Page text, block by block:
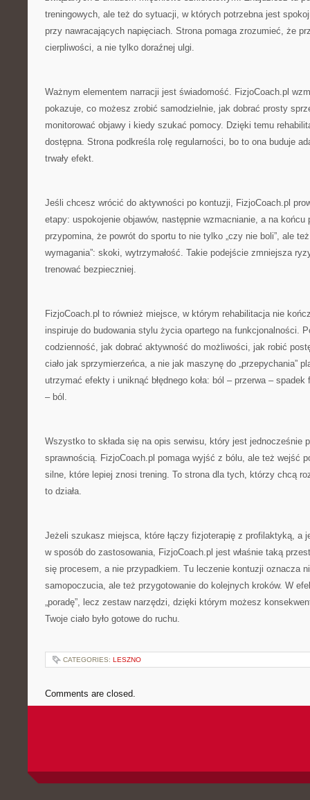
treningowych, ale też do sytuacji, w których potrzebna jest
przy nawracających napięciach. Strona pomaga zrozumieć, że
cierpliwości, a nie tylko doraźnej ulgi.
Ważnym elementem narracji jest świadomość. FizjoCoach.pl
pokazuje, co możesz zrobić samodzielnie, jak dobrać prosty
monitorować objawy i kiedy szukać pomocy. Dzięki temu
dostępna. Strona podkreśla rolę regularności, bo to ona buduje
trwały efekt.
Jeśli chcesz wrócić do aktywności po kontuzji, FizjoCoach.pl
etapy: uspokojenie objawów, następnie wzmacnianie, a na końcu
przypomina, że powrót do sportu to nie tylko „czy nie boli”, ale
wymagania”: skoki, wytrzymałość. Takie podejście zmniejsza
trenować bezpieczniej.
FizjoCoach.pl to również miejsce, w którym rehabilitacja nie
inspiruje do budowania stylu życia opartego na funkcjonalności.
codzienność, jak dobrać aktywność do możliwości, jak robić
ciało jak sprzymierzeńca, a nie jak maszynę do „przepychania”
utrzymać efekty i uniknąć błędnego koła: ból – przerwa –
– ból.
Wszystko to składa się na opis serwisu, który jest jednocześnie
sprawnością. FizjoCoach.pl pomaga wyjść z bólu, ale też wejść
silne, które lepiej znosi trening. To strona dla tych, którzy chcą
to działa.
Jeżeli szukasz miejsca, które łączy fizjoterapię z profilaktyką, a
w sposób do zastosowania, FizjoCoach.pl jest właśnie taką
się procesem, a nie przypadkiem. Tu leczenie kontuzji oznacza
samopoczucia, ale też przygotowanie do kolejnych kroków. W
„poradę”, lecz zestaw narzędzi, dzięki którym możesz
Twoje ciało było gotowe do ruchu.
CATEGORIES: LESZNO
Comments are closed.